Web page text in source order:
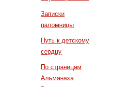
Записки
паломницы
Путь к детскому
сердцу
По страницам
Альманаха